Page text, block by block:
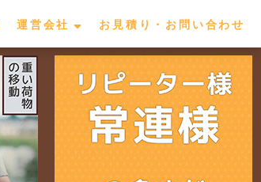
運営会社 お見積り・お問い合わせ